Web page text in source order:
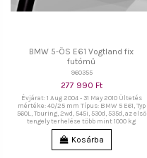
BMW 5-ÖS E61 Vogtland fix
futómű
960355
277 990 Ft
Évjárat: 1 Aug 2004 - 31 May 2010 Ültetés
mértéke: 40/25 mm Típus: BMW 5 E61, Typ
560L, Touring, 2wd, 545i, 530d, 535d, az első
tengely terhelése több mint 1000 kg
Kosárba